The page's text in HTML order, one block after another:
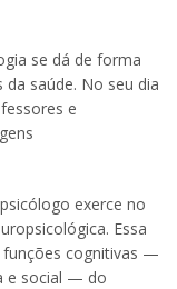
se dá de forma
saúde. No seu dia
e
exerce no
Essa
funções cognitivas —
e social — do